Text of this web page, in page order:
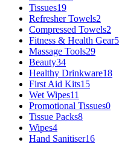
Tissues19
Refresher Towels2
Compressed Towels2
Fitness & Health Gear
Massage Tools29
Beauty34
Healthy Drinkware18
First Aid Kits15
Wet Wipes11
Promotional Tissues0
Tissue Packs8
Wipes4
Hand Sanitiser16